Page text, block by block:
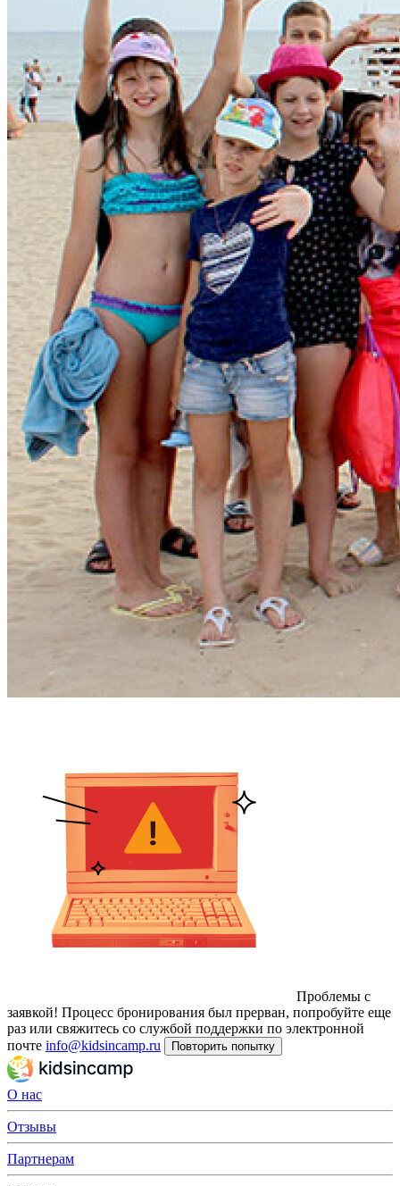
Проблемы с
заявкой! Процесс бронирования был прерван, попробуйте еще
раз или свяжитесь со службой поддержки по электронной
почте info@kidsincamp.ru Повторить попытку
О нас
Отзывы
Партнерам